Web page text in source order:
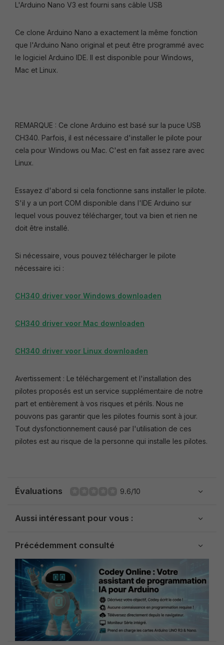
L'Arduino Nano V3 est fourni sans câble USB
Ce clone Arduino Nano a exactement la même fonction
que l'Arduino Nano original et peut être programmé avec
le logiciel Arduino IDE. Il est disponible pour Windows,
Mac et Linux.
REMARQUE : Ce clone Arduino est basé sur la puce USB
CH340. Parfois, il est nécessaire d'installer le pilote pour
cela pour Windows ou Mac. C'est en fait assez rare avec
Linux.
Essayez d'abord si cela fonctionne sans installer le pilote.
S'il y a un port COM disponible dans l'IDE Arduino sur
lequel vous pouvez télécharger, tout va bien et rien ne
doit être installé.
Si nécessaire, vous pouvez télécharger le pilote
nécessaire ici :
CH340 driver voor Windows downloaden
CH340 driver voor Mac downloaden
CH340 driver voor Linux downloaden
Avertissement : Le téléchargement et l'installation des
pilotes proposés est un service supplémentaire de notre
part et entièrement à vos risques et périls. Nous ne
pouvons pas garantir que les pilotes fournis sont à jour.
Tout dysfonctionnement causé par l'utilisation de ces
pilotes est au risque de la personne qui installe les pilotes.
Évaluations 9.6/10
Aussi intéressant pour vous :
Précédemment consulté